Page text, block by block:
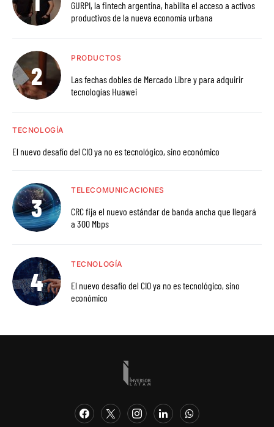
GURPI, la fintech argentina, habilita el acceso a activos
productivos de la nueva economía urbana
PRODUCTOS
Las fechas dobles de Mercado Libre y para adquirir
tecnologías Huawei
TECNOLOGÍA
El nuevo desafío del CIO ya no es tecnológico, sino económico
TELECOMUNICACIONES
CRC fija el nuevo estándar de banda ancha que llegará
a 300 Mbps
TECNOLOGÍA
El nuevo desafío del CIO ya no es tecnológico, sino
económico